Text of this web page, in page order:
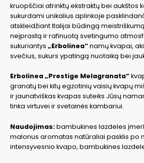
kruopščiai atrinktų ekstraktų bei aukštos
sukurdami unikalius aplinkoje
atskleidžiant Italijai būdingą
neįprastą ir rafinuotą svetingumo
sukuriantys „Erbolinea“namų kvapai,
svečius, sukurs ypatingą nuotaiką bei
Erbolinea „Prestige Melagranata“
granatų bei kitų egzotinių vaisių kvapų
ir jaunatviškas kvapas suteiks Jūsų
tinka virtuvei ir svetainės kambariui.
Naudojimas:bambukines lazdeles
malonus aromatas natūraliai pasklis po
intensyvesnio kvapo, bambukines